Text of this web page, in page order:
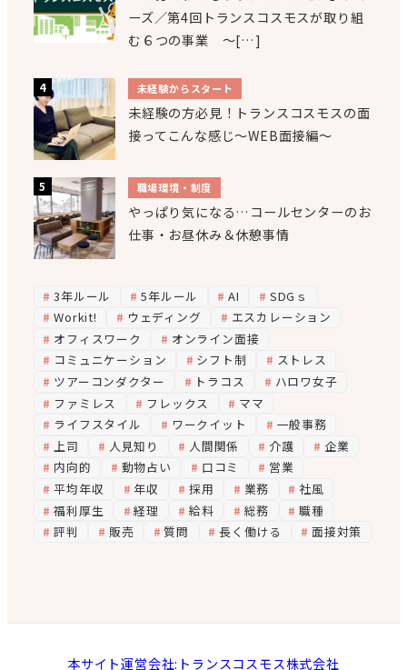
ーズ／第4回トランスコスモスが取り組
む６つの事業 ～[…]
未経験からスタート
未経験の方必見！トランスコスモスの面
接ってこんな感じ～WEB面接編～
職場環境・制度
やっぱり気になる…コールセンターのお
仕事・お昼休み＆休憩事情
3年ルール 5年ルール AI
SDGｓ
Workit!
ウェディング
エスカレーション
オフィスワーク
オンライン面接
コミュニケーション
シフト制
ストレス
ツアーコンダクター
トラコス
ハロワ女子
ファミレス
フレックス
ママ
ライフスタイル
ワークイット
一般事務
上司
人見知り 人間関係 介護
企業
内向的
動物占い 口コミ
営業
平均年収
年収 採用 業務
社風
福利厚生
経理 給料 総務
職種
評判
販売 質問 長く働ける 面接対策
本サイト運営会社:トランスコスモス株式会社